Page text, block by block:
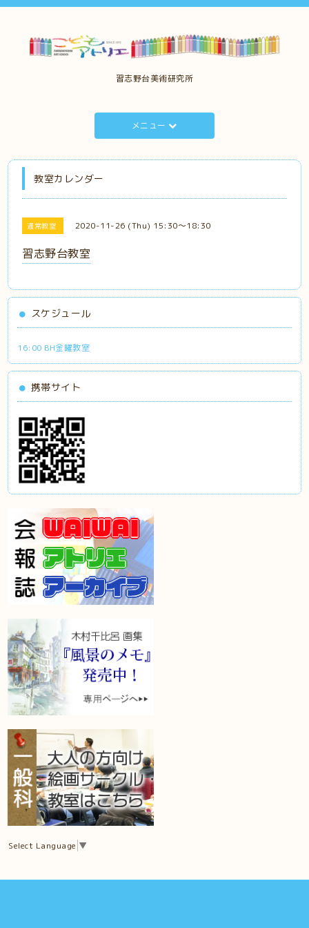
習志野台美術研究所
メニュー
教室カレンダー
通常教室 2020-11-26 (Thu) 15:30～18:30
習志野台教室
スケジュール
16:00 BH金曜教室
携帯サイト
Select Language ▼